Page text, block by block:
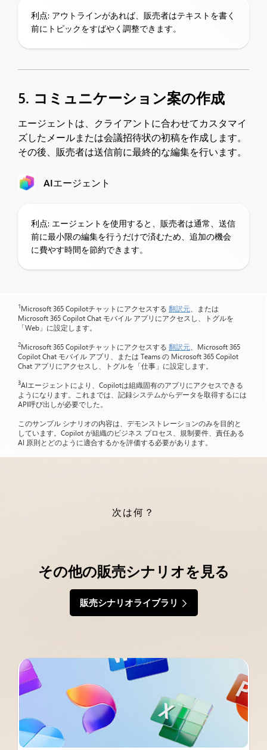
利点: アウトラインがあれば、販売者はテキストを書く
前にトピックをすばやく調整できます。
5. コミュニケーション案の作成
エージェントは、クライアントに合わせてカスタマイ
ズしたメールまたは会議招待状の初稿を作成します。
その後、販売者は送信前に最終的な編集を行います。
AIエージェント
利点: エージェントを使用すると、販売者は通常、送信
前に最小限の編集を行うだけで済むため、追加の機会
に費やす時間を節約できます。
1Microsoft 365 Copilotチャットにアクセスする 翻訳元 、または
Microsoft 365 Copilot Chat モバイル アプリにアクセスし、トグルを
「Web」に設定します。
2Microsoft 365 Copilotチャットにアクセスする 翻訳元 、Microsoft 365
Copilot Chat モバイル アプリ、または Teams の Microsoft 365 Copilot
Chat アプリにアクセスし、トグルを「仕事」に設定します。
3AIエージェントにより、Copilotは組織固有のアプリにアクセスできる
ようになります。これまでは、記録システムからデータを取得するには
API呼び出しが必要でした。
このサンプル シナリオの内容は、デモンストレーションのみを目的と
しています。Copilot が組織のビジネス プロセス、規制要件、責任ある
AI 原則とどのように適合するかを評価する必要があります。
次は何？
その他の販売シナリオを見る
販売シナリオライブラリ